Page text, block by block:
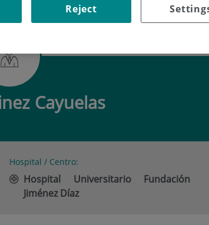
Cayuelas
Hospital / Centro:
Hospital Universitario Fundación
Jiménez Díaz
Reject